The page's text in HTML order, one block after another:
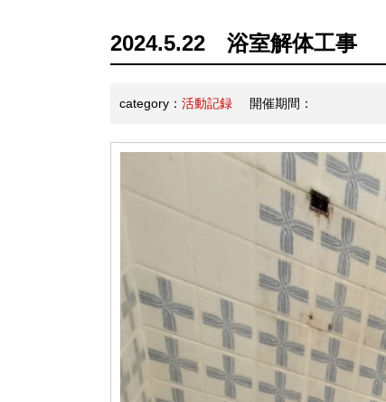
2024.5.22 浴室解体工事
category： 活動記録 開催期間：